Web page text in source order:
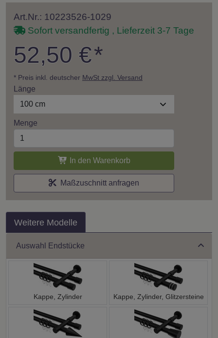
Art.Nr.: 10223526-1029
Sofort versandfertig , Lieferzeit 3-7 Tage
52,50 €*
* Preis inkl. deutscher MwSt zzgl. Versand
Länge
100 cm
Menge
In den Warenkorb
Maßzuschnitt anfragen
Weitere Modelle
Auswahl Endstücke
Kappe, Zylinder Kappe, Zylinder, Glitzersteine